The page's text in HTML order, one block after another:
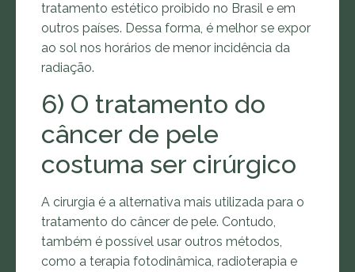
tratamento estético proibido no Brasil e em
outros países. Dessa forma, é melhor se expor
ao sol nos horários de menor incidência da
radiação.
6) O tratamento do
câncer de pele
costuma ser cirúrgico
A cirurgia é a alternativa mais utilizada para o
tratamento do câncer de pele. Contudo,
também é possível usar outros métodos,
como a terapia fotodinâmica, radioterapia e